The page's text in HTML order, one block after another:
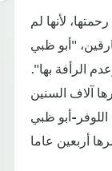
لأنها لم
"أبو ظبي
الرأفة بها".
آلاف السنين
أبو ظبي